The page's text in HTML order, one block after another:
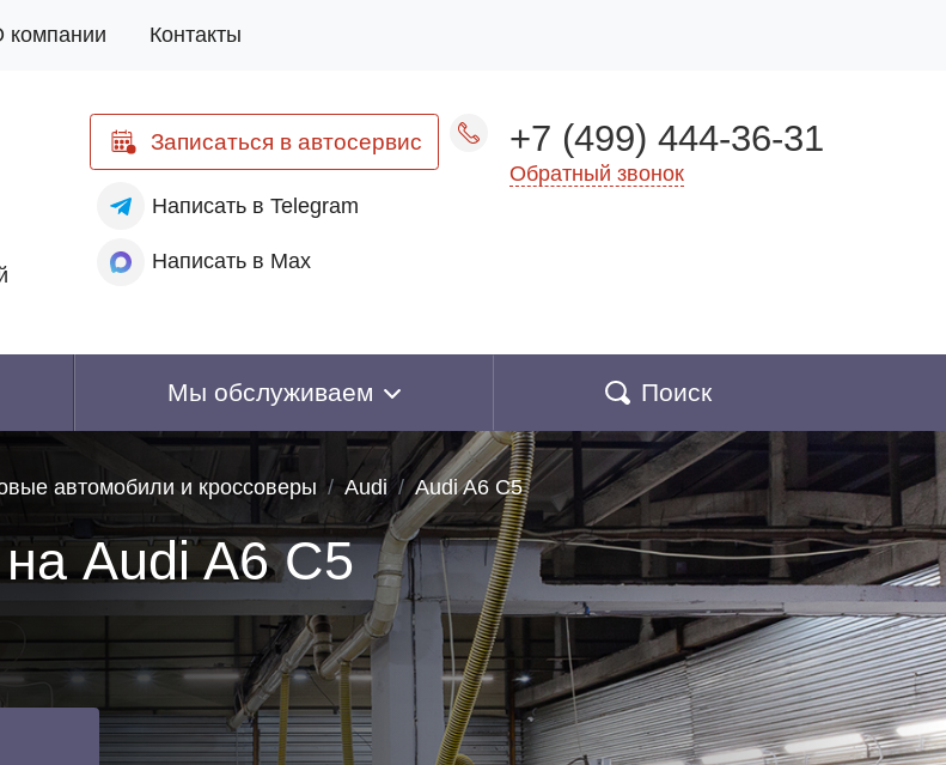
компании Контакты
Записаться в автосервис
Написатьв Telegram
Написатьв Max
+7 (499) 444-36-31
Обратный звонок
Мы обслуживаем Поиск
автомобили и кроссоверы Audi
Audi A6 C5
Audi A6 C5